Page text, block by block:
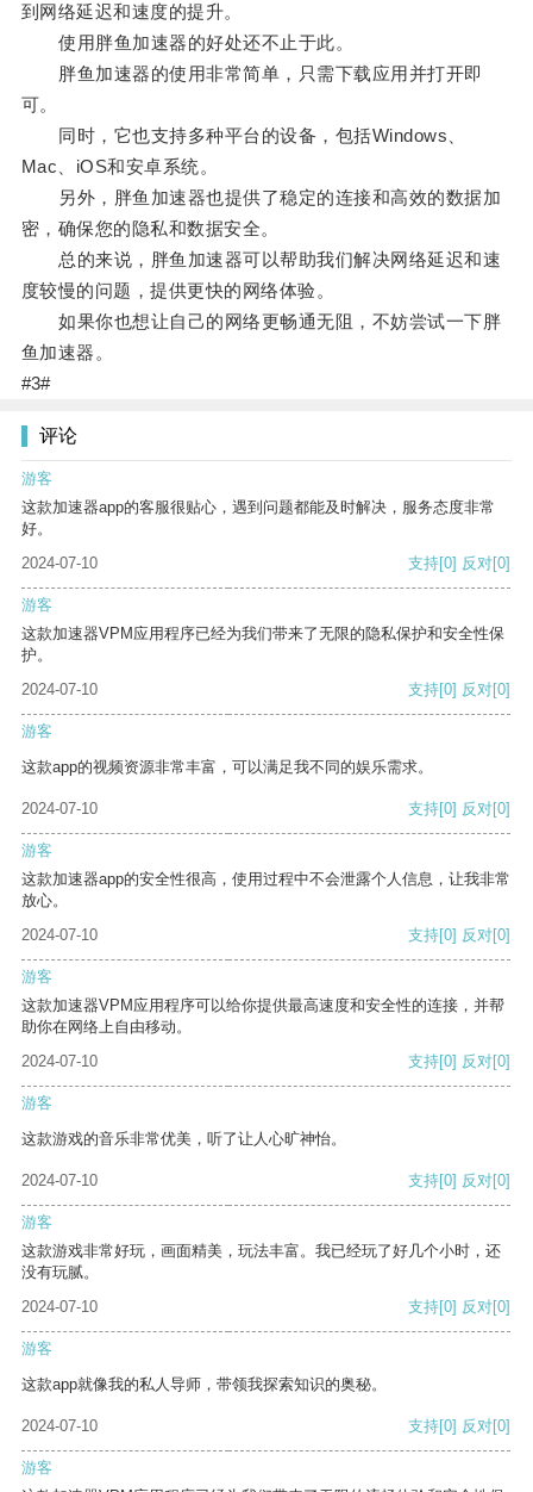
到网络延迟和速度的提升。
使用胖鱼加速器的好处还不止于此。
胖鱼加速器的使用非常简单，只需下载应用并打开即
可。
同时，它也支持多种平台的设备，包括Windows、
Mac、iOS和安卓系统。
另外，胖鱼加速器也提供了稳定的连接和高效的数据加
密，确保您的隐私和数据安全。
总的来说，胖鱼加速器可以帮助我们解决网络延迟和速
度较慢的问题，提供更快的网络体验。
如果你也想让自己的网络更畅通无阻，不妨尝试一下胖
鱼加速器。
#3#
评论
游客
这款加速器app的客服很贴心，遇到问题都能及时解决，服务态度非常
好。
2024-07-10
支持[0] 反对[0]
游客
这款加速器VPM应用程序已经为我们带来了无限的隐私保护和安全性保
护。
2024-07-10
支持[0] 反对[0]
游客
这款app的视频资源非常丰富，可以满足我不同的娱乐需求。
2024-07-10 支持[0] 反对[0]
游客
这款加速器app的安全性很高，使用过程中不会泄露个人信息，让我非常
放心。
2024-07-10
支持[0] 反对[0]
游客
这款加速器VPM应用程序可以给你提供最高速度和安全性的连接，并帮
助你在网络上自由移动。
2024-07-10
支持[0] 反对[0]
游客
这款游戏的音乐非常优美，听了让人心旷神怡。
2024-07-10 支持[0] 反对[0]
游客
这款游戏非常好玩，画面精美，玩法丰富。我已经玩了好几个小时，还
没有玩腻。
2024-07-10
支持[0] 反对[0]
游客
这款app就像我的私人导师，带领我探索知识的奥秘。
2024-07-10 支持[0] 反对[0]
游客